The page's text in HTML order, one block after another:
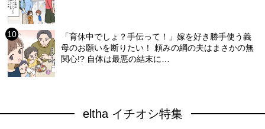
「育休中でしょ？手伝って！」嫁を好き勝手使う義
母のお願いを断りたい！ 頼みの綱の夫はまさかの無
関心!? 自体は最悪の結末に…
eltha イチオシ特集